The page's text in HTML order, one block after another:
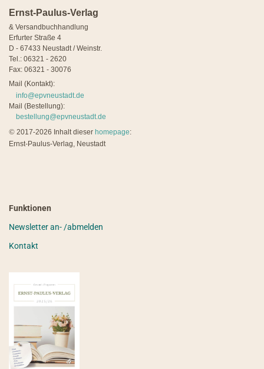
Ernst-Paulus-Verlag
& Versandbuchhandlung
Erfurter Straße 4
D - 67433 Neustadt / Weinstr.
Tel.: 06321 - 2620
Fax: 06321 - 30076
Mail (Kontakt):
info@epvneustadt.de
Mail (Bestellung):
bestellung@epvneustadt.de
© 2017-2026 Inhalt dieser homepage:
Ernst-Paulus-Verlag, Neustadt
Funktionen
Newsletter an- /abmelden
Kontakt